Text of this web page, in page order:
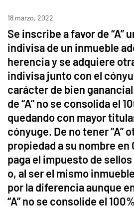
18 marzo, 2022
Se inscribe a favor de “A”
indivisa de un inmueble
herencia y se adquiere
indivisa junto con el
carácter de bien
de “A” no se consolida el
quedando con mayor
cónyuge. De no tener “A”
propiedad a su nombre en
paga el impuesto de
o, al ser el mismo
por la diferencia aunque
“A” no se consolide el